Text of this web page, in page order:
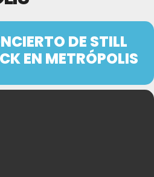
DE STILL
EN METRÓPOLIS